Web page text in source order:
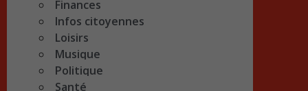
Finances
Infos citoyennes
Loisirs
Musique
Politique
Santé